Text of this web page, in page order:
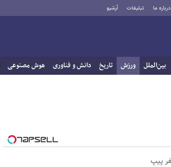
درباره ما تبلیغات آرشیو
بین‌الملل ورزش تاریخ دانش و فناوری هوش مصنوعی